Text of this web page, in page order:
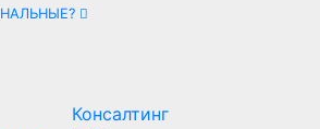
Консалтинг